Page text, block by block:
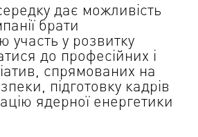
дає можливість
брати
участь у розвитку
до професійних і
спрямованих на
підготовку кадрів
ядерної енергетики